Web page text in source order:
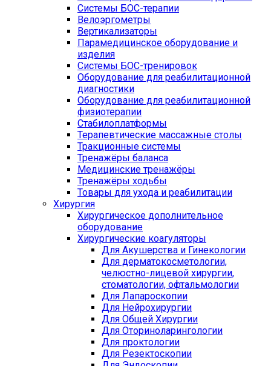
Системы БОС-терапии
Велоэргометры
Вертикализаторы
Парамедицинское оборудование и
изделия
Системы БОС-тренировок
Оборудование для реабилитационной
диагностики
Оборудование для реабилитационной
физиотерапии
Стабилоплатформы
Терапевтические массажные столы
Тракционные системы
Тренажёры баланса
Медицинские тренажёры
Тренажёры ходьбы
Товары для ухода и реабилитации
Хирургия
Хирургическое дополнительное
оборудование
Хирургические коагуляторы
Для Акушерства и Гинекологии
Для дерматокосметологии,
челюстно-лицевой хирургии,
стоматологии, офтальмологии
Для Лапароскопии
Для Нейрохирургии
Для Общей Хирургии
Для Оториноларингологии
Для проктологии
Для Резектоскопии